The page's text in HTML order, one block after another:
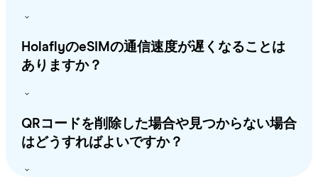
HolaflyのeSIMの通信速度が遅くなることは
ありますか？
QRコードを削除した場合や見つからない場合
はどうすればよいですか？